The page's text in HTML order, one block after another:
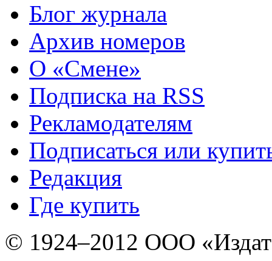
Блог журнала
Архив номеров
О «Смене»
Подписка на RSS
Рекламодателям
Подписаться или
Редакция
Где купить
© 1924–2012 ООО